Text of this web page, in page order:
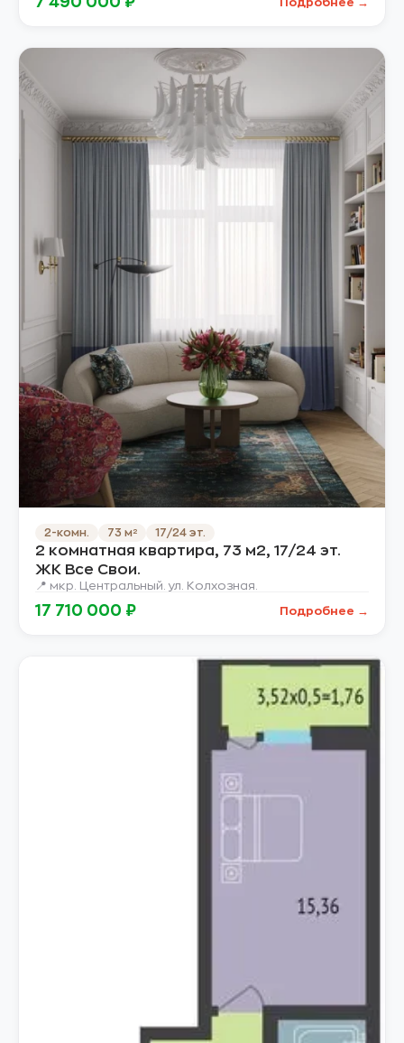
2-комн. 73 м² 17/24 эт.
2 комнатная квартира, 73 м2, 17/24 эт.
ЖК Все Свои.
📍 мкр. Центральный. ул. Колхозная.
17 710 000 ₽ Подробнее →